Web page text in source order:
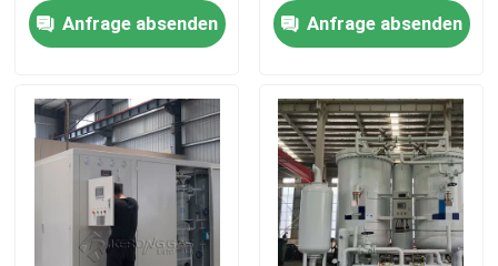
Über uns
Werksbesichtigung
Qualitätskontrolle
Kontakt mit uns
Anfrage absenden
Anfrage absenden